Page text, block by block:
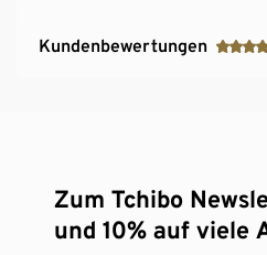
Kundenbewertungen
Zum Tchibo
und 10% auf viele